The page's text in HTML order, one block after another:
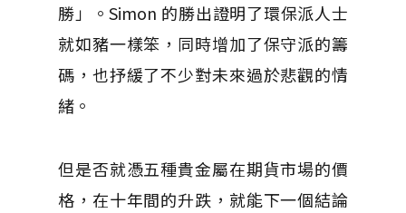
勝」。Simon 的勝出證明了環保派人士
就如豬一樣笨，同時增加了保守派的籌
碼，也抒緩了不少對未來過於悲觀的情
緒。
但是否就憑五種貴金屬在期貨市場的價
格，在十年間的升跌，就能下一個結論